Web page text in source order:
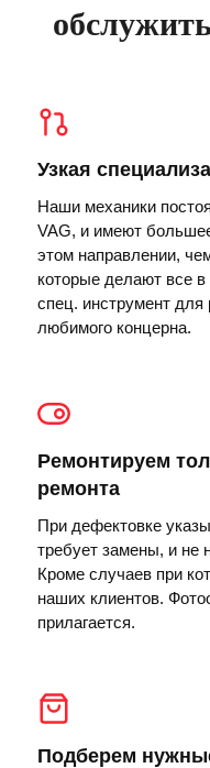
Узкая
Наши механики
VAG, и имеют
этом направлении,
которые делают все
спец. инструмент
любимого концерна.
Ремонтируем
ремонта
При дефектовке
требует замены, и не
Кроме случаев при
наших клиентов.
прилагается.
Подберем